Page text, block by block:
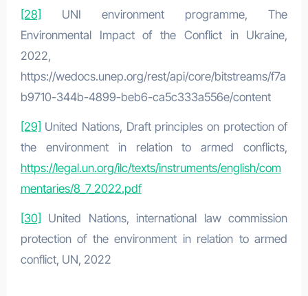
[28] UNI environment programme, The
Environmental Impact of the Conflict in Ukraine,
2022,
https://wedocs.unep.org/rest/api/core/bitstreams/f7a
b9710-344b-4899-beb6-ca5c333a556e/content
[29] United Nations, Draft principles on protection of
the environment in relation to armed conflicts,
https://legal.un.org/ilc/texts/instruments/english/com
mentaries/8_7_2022.pdf
[30] United Nations, international law commission
protection of the environment in relation to armed
conflict, UN, 2022